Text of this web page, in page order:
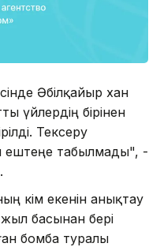
Әбілқайыр хан
үйлердің бірінен
Тексеру
ештеңе табылмады", -
кім екенін анықтау
басынан бері
бомба туралы